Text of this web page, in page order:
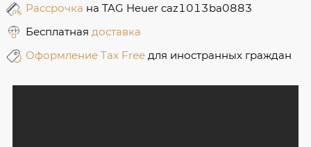
Рассрочка на TAG Heuer caz1013ba0883
Бесплатная доставка
Оформление Tax Free для иностранных граждан